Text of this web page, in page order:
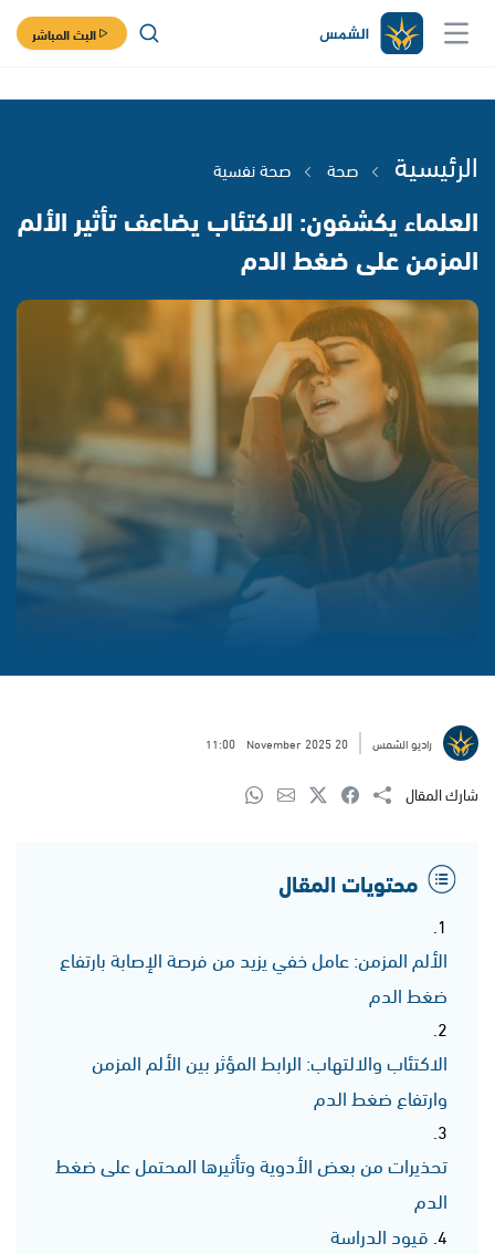
البث المباشر
الرئيسية صحة صحة نفسية
العلماء يكشفون: الاكتئاب يضاعف تأثير الألم
المزمن على ضغط الدم
راديو الشمس 20 November 2025
11:00
شارك المقال
محتويات المقال
الألم المزمن: عامل خفي يزيد من فرصة الإصابة بارتفاع
ضغط الدم
الاكتئاب والالتهاب: الرابط المؤثر بين الألم المزمن
وارتفاع ضغط الدم
تحذيرات من بعض الأدوية وتأثيرها المحتمل على ضغط
الدم
قيود الدراسة